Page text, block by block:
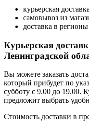
курьерская доставка
самовывоз из
доставка в регионы
Курьерская
Ленинградской
Вы можете заказать
который прибудет по
субботу с 9.00 до 19.00.
предложит выбрать
Стоимость доставки в